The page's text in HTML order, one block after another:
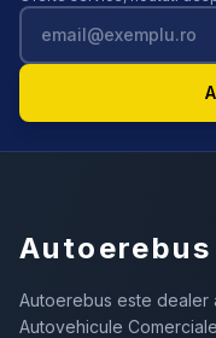
Adresa de email
Autoerebus
Autoerebus este dealer
Autovehicule